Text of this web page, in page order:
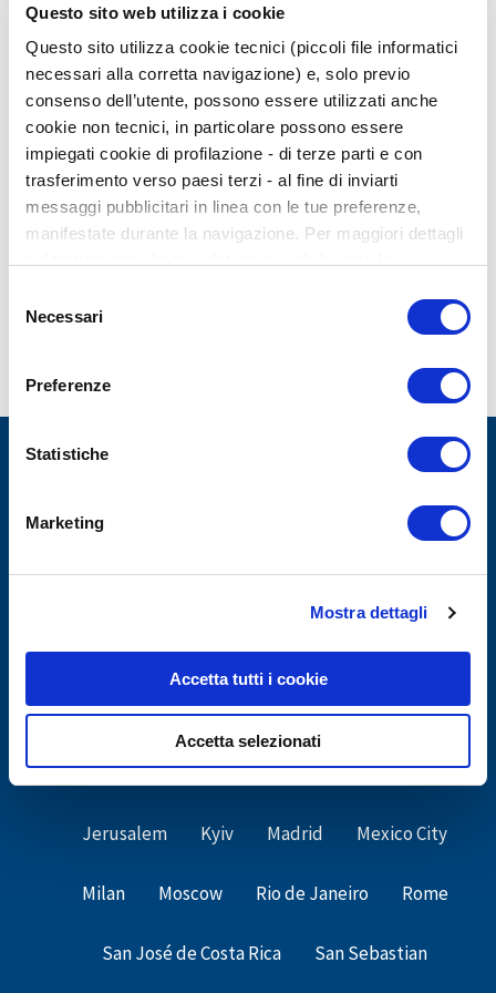
Questo sito web utilizza i cookie
Questo sito utilizza cookie tecnici (piccoli file informatici
necessari alla corretta navigazione) e, solo previo
consenso dell’utente, possono essere utilizzati anche
cookie non tecnici, in particolare possono essere
impiegati cookie di profilazione - di terze parti e con
trasferimento verso paesi terzi - al fine di inviarti
messaggi pubblicitari in linea con le tue preferenze,
manifestate durante la navigazione. Per maggiori dettagli
cookie, ti invitiamo a prendere visione dell’
informativa
. Chiudendo il banner tramite la “X” prosegui la
navigazione senza alcuna profilazione. Selezionando
“Accetta tutti i cookie” presti il tuo consenso alla
pagina dedicati ai cookie
delNecessari
Preferenze
Statistiche
Marketing
Mostra dettagli
Accetta tutti i cookie
Accetta selezionati
PERSONALITÀ STRUMENTI
TEST SULLA PSICOPATIA: SRP 4, LA
SCALA SELF-REPORT
01 Agosto 2021
GIUNTI PSYCHOMETRICS
pensato per consentire al ricercatore di valutare il
costrutto della psicopatia secondo la lente della PCL, il
Bogotà Bucarest Budarest Cairo
Campinas Firenze (HR) Istanbul
Jerusalem Kyiv Madrid Mexico City
Milan Moscow Rio de Janeiro Rome
San José de Costa Rica San Sebastian